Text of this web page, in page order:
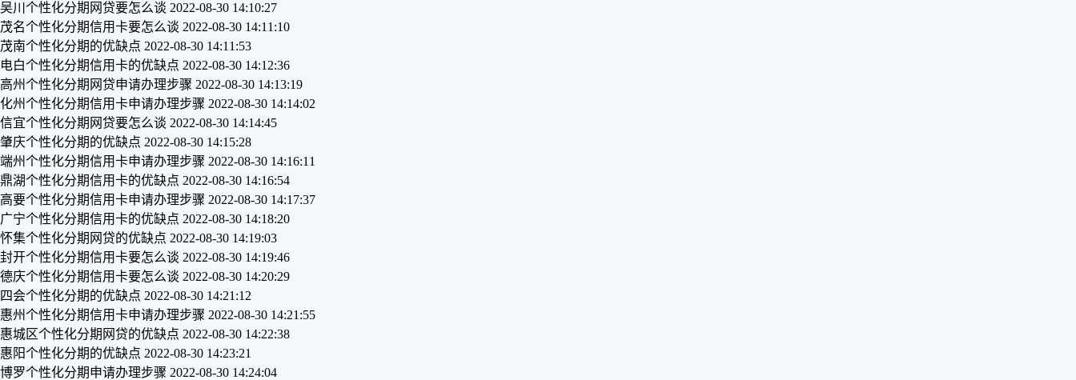
吴川个性化分期网贷要怎么谈 2022-08-30 14:10:27
茂名个性化分期信用卡要怎么谈 2022-08-30 14:11:10
茂南个性化分期的优缺点 2022-08-30 14:11:53
电白个性化分期信用卡的优缺点 2022-08-30 14:12:36
高州个性化分期网贷申请办理步骤 2022-08-30 14:13:19
化州个性化分期信用卡申请办理步骤 2022-08-30 14:14:02
信宜个性化分期网贷要怎么谈 2022-08-30 14:14:45
肇庆个性化分期的优缺点 2022-08-30 14:15:28
端州个性化分期信用卡申请办理步骤 2022-08-30 14:16:11
鼎湖个性化分期信用卡的优缺点 2022-08-30 14:16:54
高要个性化分期信用卡申请办理步骤 2022-08-30 14:17:37
广宁个性化分期信用卡的优缺点 2022-08-30 14:18:20
怀集个性化分期网贷的优缺点 2022-08-30 14:19:03
封开个性化分期信用卡要怎么谈 2022-08-30 14:19:46
德庆个性化分期信用卡要怎么谈 2022-08-30 14:20:29
四会个性化分期的优缺点 2022-08-30 14:21:12
惠州个性化分期信用卡申请办理步骤 2022-08-30 14:21:55
惠城区个性化分期网贷的优缺点 2022-08-30 14:22:38
惠阳个性化分期的优缺点 2022-08-30 14:23:21
博罗个性化分期申请办理步骤 2022-08-30 14:24:04